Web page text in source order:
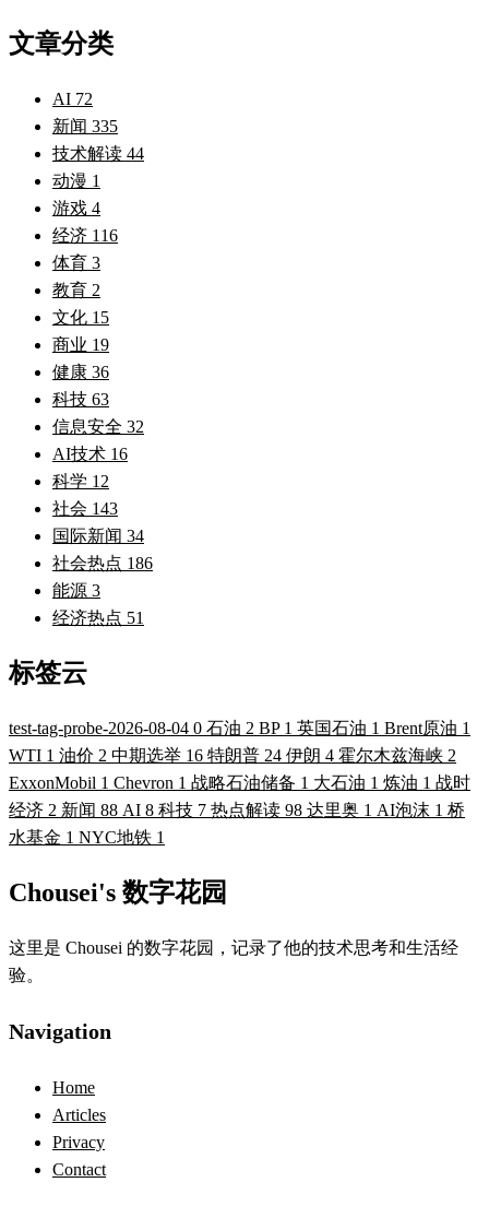
文章分类
AI 72
新闻 335
技术解读 44
动漫 1
游戏 4
经济 116
体育 3
教育 2
文化 15
商业 19
健康 36
科技 63
信息安全 32
AI技术 16
科学 12
社会 143
国际新闻 34
社会热点 186
能源 3
经济热点 51
标签云
test-tag-probe-2026-08-04 0 石油 2 BP 1 英国石油 1 Brent原油 1
WTI 1 油价 2 中期选举 16 特朗普 24 伊朗 4 霍尔木兹海峡 2
ExxonMobil 1 Chevron 1 战略石油储备 1 大石油 1 炼油 1 战时
经济 2 新闻 88 AI 8 科技 7 热点解读 98 达里奥 1 AI泡沫 1 桥
水基金 1 NYC地铁 1
Chousei's 数字花园
这里是 Chousei 的数字花园，记录了他的技术思考和生活经
验。
Navigation
Home
Articles
Privacy
Contact